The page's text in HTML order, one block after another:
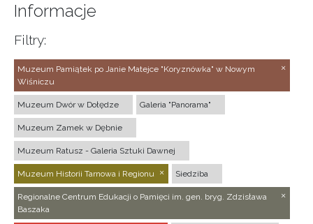
Informacje
Filtry:
Muzeum Pamiątek po Janie Matejce "Koryznówka" w Nowym
Wiśniczu
Muzeum Dwór w Dołędze Galeria "Panorama"
Muzeum Zamek w Dębnie
Muzeum Ratusz - Galeria Sztuki Dawnej
Muzeum Historii Tarnowa i Regionu Siedziba
Regionalne Centrum Edukacji o Pamięci im. gen. bryg. Zdzisława
Baszaka